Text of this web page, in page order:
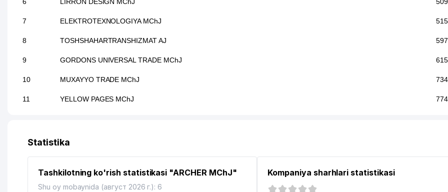
7 ELEKTROTEXNOLOGIYA MChJ
8 TOSHSHAHARTRANSHIZMAT AJ
9 GORDONS UNIVERSAL TRADE MChJ
10 MUXAYYO TRADE MChJ
11 YELLOW PAGES MChJ
13 Abplanalp Engineering AG (Shveytsariya) Vakolatxona
14 ABPLANALP SP. Z O.O. (POLSHA) VAKOLATXONA
ITV SOFT MChJ
Statistika
Tashkilotning ko'rish statistikasi "ARCHER MChJ"
Shu oy mobaynida (август 2026 г.): 6
Kompaniya sharhlari statistikasi